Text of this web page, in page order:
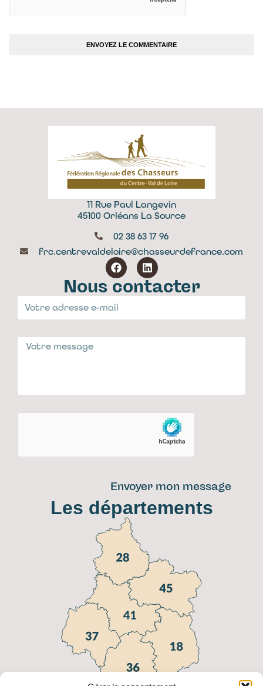
11 Rue Paul Langevin
45100 Orléans La Source
02 38 63 17 96
frc.centrevaldeloire@chasseurdefrance.com
Nous contacter
Envoyer mon message
Les départements